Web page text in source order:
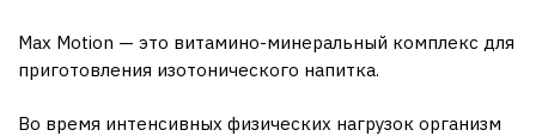
Max Motion — это витамино-минеральный комплекс для
приготовления изотонического напитка.
Во время интенсивных физических нагрузок организм